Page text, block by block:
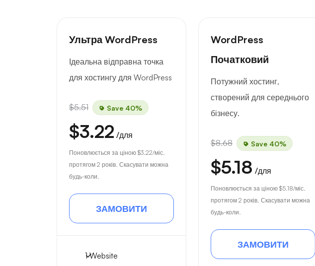
Ультра WordPress
Ідеальна відправна точка
для хостингу для WordPress
$5.51 Save 40%
$3.22 /для
Поновлюється за ціною $3.22/міс.
протягом 2 років. Скасувати можна
будь-коли.
ЗАМОВИТИ
1 Website
WordPress
Початковий
Потужний хостинг,
створений для середнього
бізнесу.
$8.68 Save 40%
$5.18 /для
Поновлюється за ціною $5.18/міс.
протягом 2 років. Скасувати можна
будь-коли.
ЗАМОВИТИ